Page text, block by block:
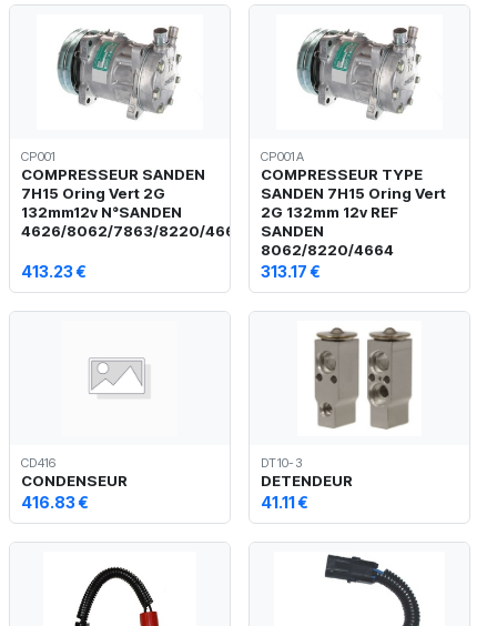
CP001
COMPRESSEUR SANDEN
7H15 Oring Vert 2G
132mm12v N°SANDEN
4626/8062/7863/8220/4664
413.23 €
CP001A
COMPRESSEUR TYPE
SANDEN 7H15 Oring Vert
2G 132mm 12v REF
SANDEN
8062/8220/4664
313.17 €
CD416
CONDENSEUR
416.83 €
DT10-3
DETENDEUR
41.11 €